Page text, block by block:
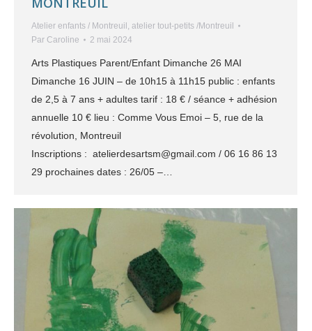
Atelier enfants / Montreuil atelier tout-petits /Montreuil
Par Caroline 2 mai 2024
Arts Plastiques Parent/Enfant Dimanche 26 MAI
Dimanche 16 JUIN – de 10h15 à 11h15 public : enfants
de 2,5 à 7 ans + adultes tarif : 18 € / séance + adhésion
annuelle 10 € lieu : Comme Vous Emoi – 5, rue de la
révolution, Montreuil
Inscriptions : atelierdesartsm@gmail.com / 06 16 86 13
29 prochaines dates : 26/05 –…